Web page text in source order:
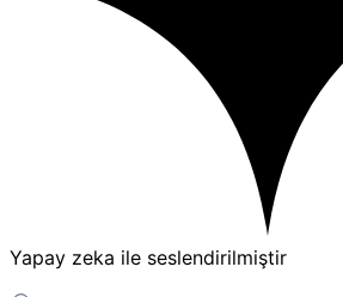
Yapay zeka ile seslendirilmiştir